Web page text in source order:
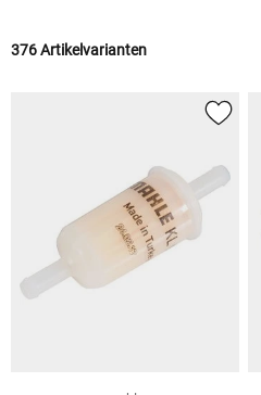
376 Artikelvarianten